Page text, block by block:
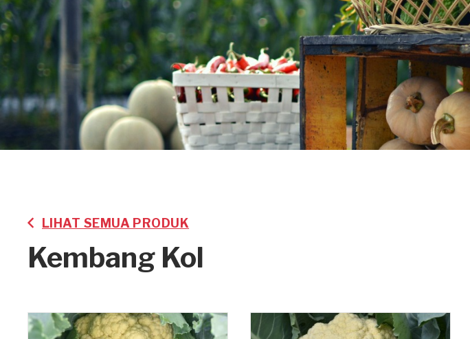
LIHAT SEMUA PRODUK
Kembang Kol